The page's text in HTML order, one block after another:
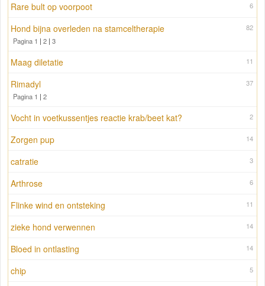
6
Rare bult op voorpoot
82
Hond bijna overleden na stamceltherapie
Pagina 1 | 2 | 3
11
Maag diletatie
37
Rimadyl
Pagina 1 | 2
2
Vocht in voetkussentjes reactie krab/beet kat?
14
Zorgen pup
3
catratie
6
Arthrose
11
Flinke wind en ontsteking
14
zieke hond verwennen
14
Bloed in ontlasting
5
chip